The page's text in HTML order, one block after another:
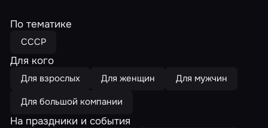
По тематике
СССР
Для кого
Для взрослых Для женщин
Для мужчин
Для большой компании
На праздники и события